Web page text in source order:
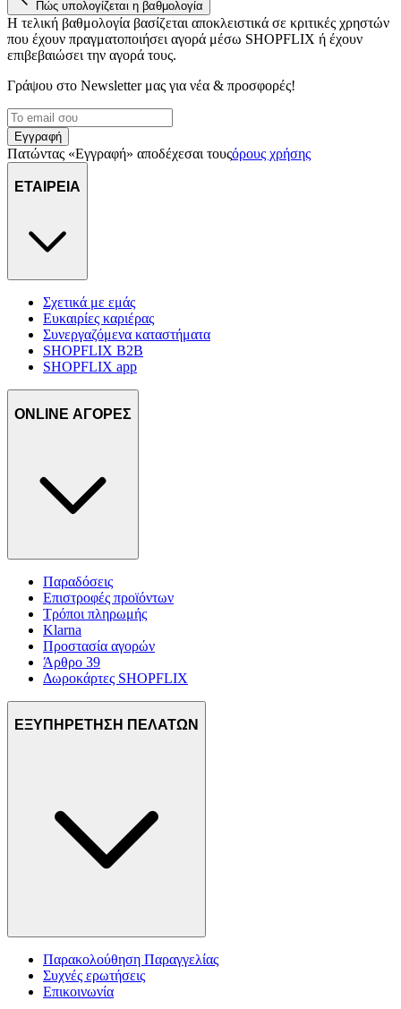
Πώς υπολογίζεται η βαθμολογία
Η τελική βαθμολογία βασίζεται αποκλειστικά σε κριτικές χρηστών
που έχουν πραγματοποιήσει αγορά μέσω SHOPFLIX ή έχουν
επιβεβαιώσει την αγορά τους.
Γράψου στο Νewsletter μας για νέα & προσφορές!
Εγγραφή
Πατώντας «Εγγραφή» αποδέχεσαι τουςόρους χρήσης
ΕΤΑΙΡΕΙΑ
Σχετικά με εμάς
Ευκαιρίες καριέρας
Συνεργαζόμενα καταστήματα
SHOPFLIX B2B
SHOPFLIX app
ONLINE ΑΓΟΡΕΣ
Παραδόσεις
Επιστροφές προϊόντων
Τρόποι πληρωμής
Klarna
Προστασία αγορών
Άρθρο 39
Δωροκάρτες SHOPFLIX
ΕΞΥΠΗΡΕΤΗΣΗ ΠΕΛΑΤΩΝ
Παρακολούθηση Παραγγελίας
Συχνές ερωτήσεις
Επικοινωνία